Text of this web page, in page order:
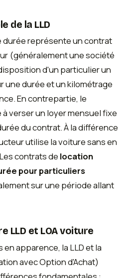
de la LLD
durée représente un contrat
(généralement une société
d'un particulier un
une durée et un kilométrage
En contrepartie, le
verser un loyer mensuel fixe
du contrat. À la différence
utilise la voiture sans en
contrats de location
pour particuliers
sur une période allant
LLD et LOA voiture
en apparence, la LLD et la
avec Option d'Achat)